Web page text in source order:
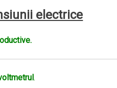
electrice
.